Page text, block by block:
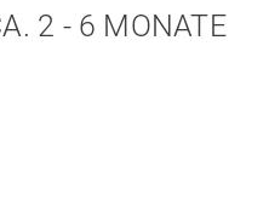
2 - 6 MONATE